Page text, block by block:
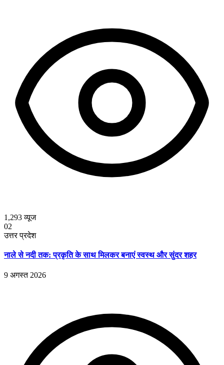
1,293व्यूज
02
उत्तर प्रदेश
नाले से नदी तक: प्रकृति के साथ मिलकर बनाएं स्वस्थ और सुंदर शहर
9 अगस्त 2026